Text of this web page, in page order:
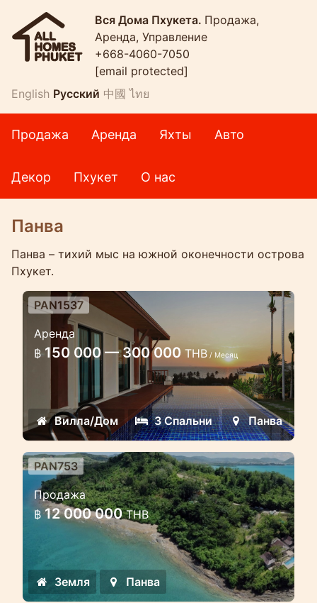
Вся Дома Пхукета. Продажа,
Аренда, Управление
+668-4060-7050
[email protected]
English Русский 中國 ไทย
Продажа Аренда Яхты Авто
Декор Пхукет О нас
Панва
Панва – тихий мыс на южной оконечности острова
Пхукет.
Вилла с 3 спальнями и
бассейном и видом на море
Прекрасная вилла в тихом месте
PAN1537
Аренда
฿ 150 000 — 300 000THB / Месяц
Вилла/Дом 3 Спальни Панва
Последний участок земли на
холме около берега моря
Роскошный участок земли с готовым
проектом постройки виллы
PAN753
Продажа
฿ 12 000 000THB
Земля Панва